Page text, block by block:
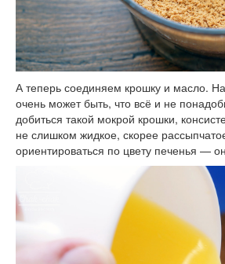
А теперь соединяем крошку и масло.
очень может быть, что всё и не
добиться такой мокрой крошки,
не слишком жидкое, скорее
ориентироваться по цвету печенья —